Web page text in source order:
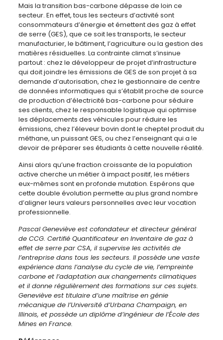
Mais la transition bas-carbone dépasse de loin ce
secteur. En effet, tous les secteurs d’activité sont
consommateurs d’énergie et émettent des gaz à effet
de serre (GES), que ce soit les transports, le secteur
manufacturier, le bâtiment, l’agriculture ou la gestion des
matières résiduelles. La contrainte climat s’insinue
partout : chez le développeur de projet d’infrastructure
qui doit joindre les émissions de GES de son projet à sa
demande d’autorisation, chez le gestionnaire de centre
de données informatiques qui s’établit proche de source
de production d’électricité bas-carbone pour séduire
ses clients, chez le responsable logistique qui optimise
les déplacements des véhicules pour réduire les
émissions, chez l’éleveur bovin dont le cheptel produit du
méthane, un puissant GES, ou chez l’enseignant qui a le
devoir de préparer ses étudiants à cette nouvelle réalité.
Ainsi alors qu’une fraction croissante de la population
active cherche un métier à impact positif, les métiers
eux-mêmes sont en profonde mutation. Espérons que
cette double évolution permette au plus grand nombre
d’aligner leurs valeurs personnelles avec leur vocation
professionnelle.
Pascal Genevièveest cofondateur et directeur général
de CCG. Certifié Quantificateur en Inventaire de gaz à
effet de serre par CSA, il supervise les activités de
l’entreprise dans tous les secteurs. Il possède une vaste
expérience dans l’analyse du cycle de vie, l’empreinte
carbone et l’adaptation aux changements climatiques
et il donne régulièrement des formations sur ces sujets.
Geneviève est titulaire d’une maîtrise en génie
mécanique de l’Université d’Urbana Champaign, en
Illinois, et possède un diplôme d’ingénieur de l’École des
Mines en France.